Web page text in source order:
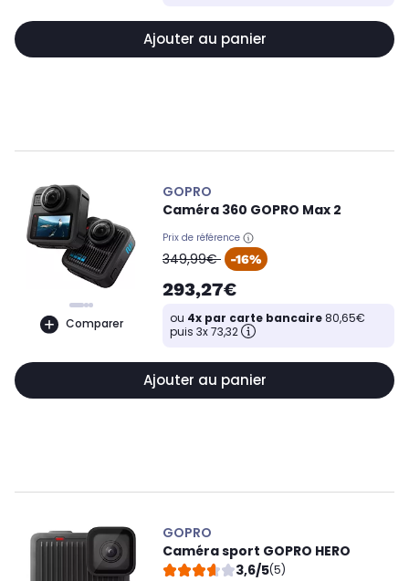
Ajouter au panier
Comparer
GOPRO
Caméra 360 GOPRO Max 2
Prix de référence
oldPrice
349,99€ -16%
293,27€
ou 4x par carte bancaire80,65€
puis 3x 73,32
Ajouter au panier
GOPRO
Caméra sport GOPRO HERO
3,6/5(5)